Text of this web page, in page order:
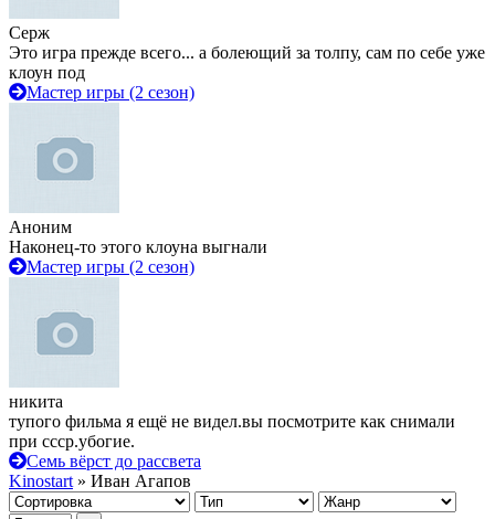
Серж
Это игра прежде всего... а болеющий за толпу, сам по себе уже
клоун под
Мастер игры (2 сезон)
Аноним
Наконец-то этого клоуна выгнали
Мастер игры (2 сезон)
никита
тупого фильма я ещё не видел.вы посмотрите как снимали
при ссср.убогие.
Семь вёрст до рассвета
Kinostart » Иван Агапов